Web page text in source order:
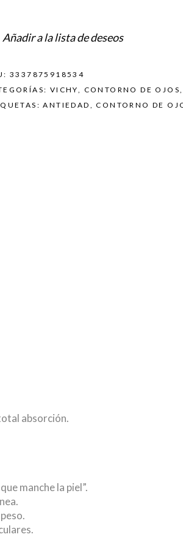
Añadir a la lista de deseos
3337875918534
VICHY, CONTORNO DE OJOS,
ANTIEDAD ,CONTORNO DE
absorción.
manche la piel”.